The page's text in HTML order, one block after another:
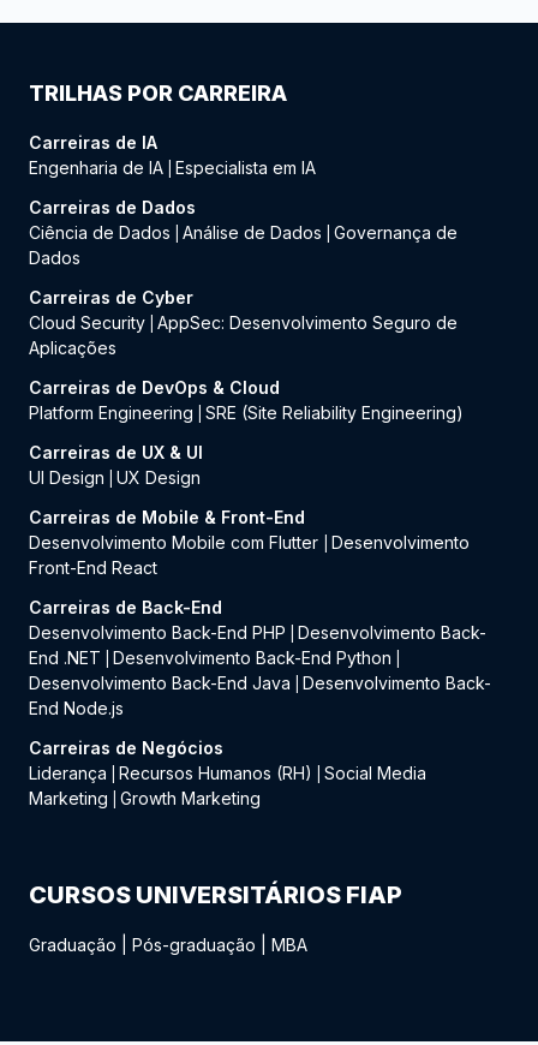
TRILHAS POR CARREIRA
Carreiras de IA
Engenharia de IA Especialista em IA
Carreiras de Dados
Ciência de Dados
Análise de Dados
Governança de
Dados
Carreiras de Cyber
Cloud Security AppSec: Desenvolvimento Seguro de
Aplicações
Carreiras de DevOps & Cloud
Platform Engineering
SRE (Site Reliability Engineering)
Carreiras de UX & UI
UI Design
UX Design
Carreiras de Mobile & Front-End
Desenvolvimento Mobile com Flutter
Desenvolvimento
Front-End React
Carreiras de Back-End
Desenvolvimento Back-End PHP
Desenvolvimento Back-
End .NET
Desenvolvimento Back-End Python
Desenvolvimento Back-End Java
Desenvolvimento Back-
End Node.js
Carreiras de Negócios
Liderança
Recursos Humanos (RH)
Social Media
Marketing
Growth Marketing
CURSOS UNIVERSITÁRIOS FIAP
Graduação Pós-graduação MBA